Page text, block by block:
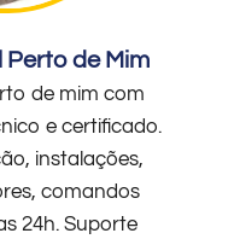
de Mim
de mim com
e certificado.
instalações,
comandos
24h. Suporte